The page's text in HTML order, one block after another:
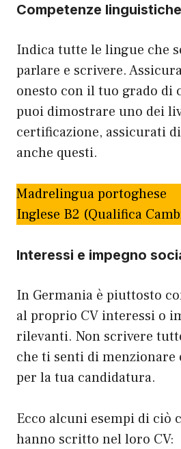
Competenze linguistiche
Indica tutte le lingue che
parlare e scrivere.
onesto con il tuo grado di
puoi dimostrare uno dei
certificazione, assicurati
anche questi.
Madrelingua portoghese
Inglese B2 (Qualifica
Interessi e impegno
In Germania è piuttosto
al proprio CV interessi o
rilevanti. Non scrivere
che ti senti di
per la tua candidatura.
Ecco alcuni esempi di ciò
hanno scritto nel loro CV: